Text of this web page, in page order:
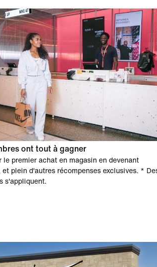
ont tout à gagner
le premier achat en magasin en devenant
et plein d'autres récompenses exclusives. *
s'appliquent.